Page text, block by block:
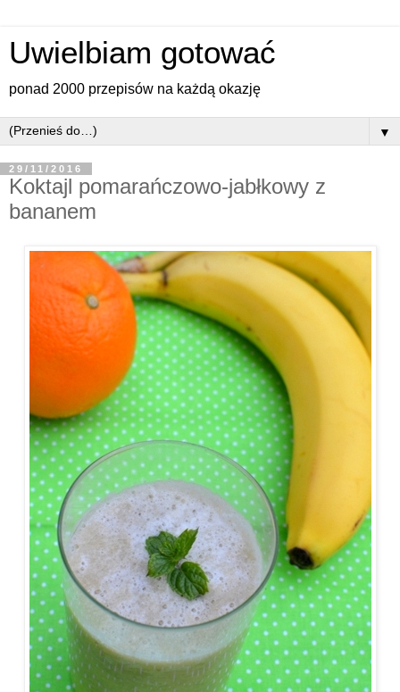
Uwielbiam gotować
ponad 2000 przepisów na każdą okazję
▼
29/11/2016
Koktajl pomarańczowo-jabłkowy z
bananem